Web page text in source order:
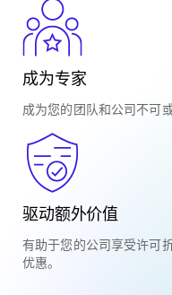
成为专家
成为您的团队和公司不可
驱动额外价值
有助于您的公司享受许可
优惠。